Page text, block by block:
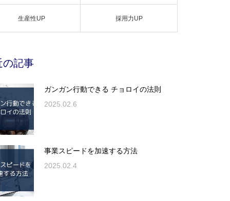
生産性UP 採用力UP
の記事
ガンガン行動できる チョロイの法則
2025.02.6
事業スピードを加速する方法
2025.02.4